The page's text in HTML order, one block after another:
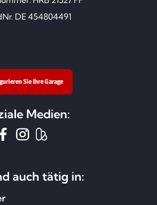
DE 454804491
Sie Ihre Garage
Medien:
auch tätig in: